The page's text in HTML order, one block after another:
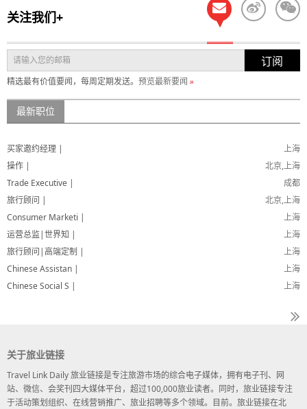
关注我们+
订阅
精选最有价值要闻，每周定期发送。 预览最新要闻 »
最新职位
上海
买家邀约经理 |
北京,上海
操作 |
成都
Trade Executive |
北京,上海
旅行顾问 |
上海
Consumer Marketi |
上海
运营总监|世界知 |
上海
旅行顾问|高端定制 |
上海
Chinese Assistan |
上海
Chinese Social S |
关于旅业链接
Travel Link Daily 旅业链接是专注旅游市场的综合电子媒体，拥有电子刊、网
站、微信、会奖刊四大媒体平台，超过100,000旅业读者。同时，旅业链接专注
于活动策划组织、在线营销推广、旅业招聘等多个领域。目前。旅业链接在北